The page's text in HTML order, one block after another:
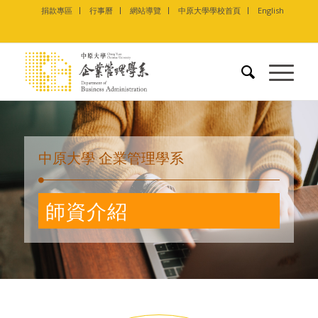
捐款專區 行事曆 網站導覽 中原大學學校首頁 English
中原大學 企業管理學系
師資介紹